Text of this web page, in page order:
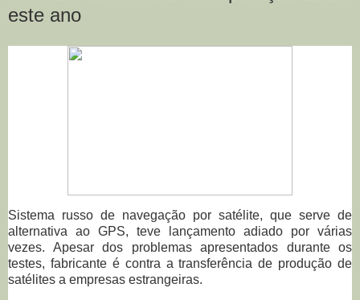
este ano
Sistema russo de navegação por satélite, que serve de
alternativa ao GPS, teve lançamento adiado por várias
vezes. Apesar dos problemas apresentados durante os
testes, fabricante é contra a transferência de produção de
satélites a empresas estrangeiras.